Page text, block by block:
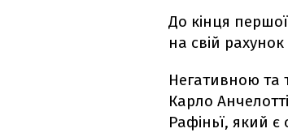
До кінця
на свій
Негативною та
Карло
Рафіньї, який є